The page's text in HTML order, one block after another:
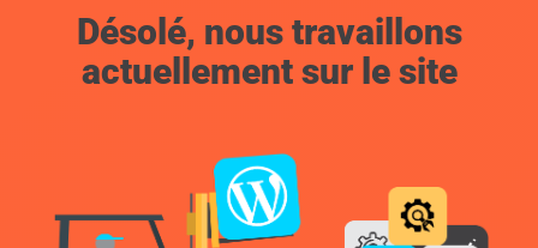
Désolé, nous travaillons
actuellement sur le site